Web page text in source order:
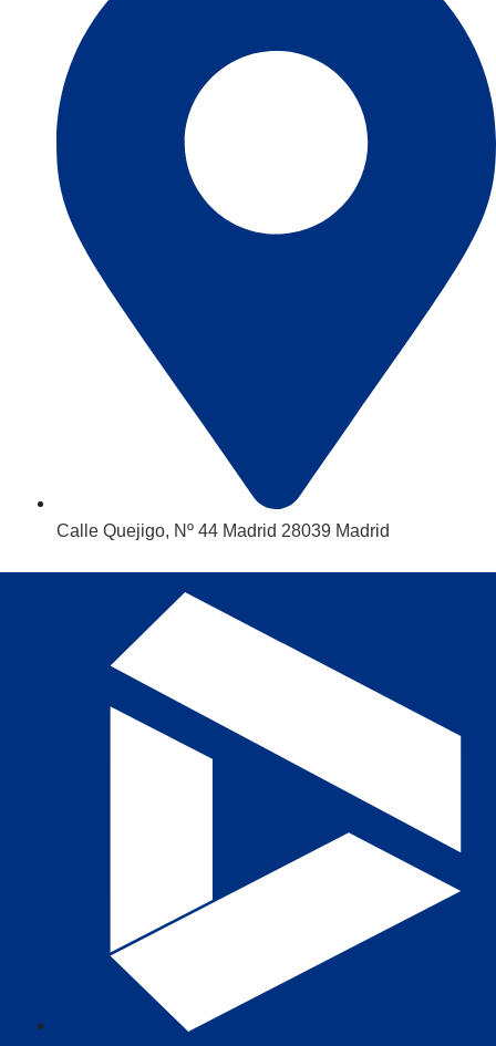
Calle Quejigo, Nº 44 Madrid 28039 Madrid